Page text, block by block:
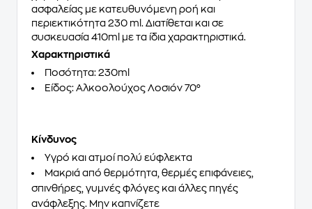
ασφαλείας με κατευθυνόμενη ροή και
περιεκτικότητα 230 ml. Διατίθεται και σε
συσκευασία 410ml με τα ίδια χαρακτηριστικά.
Χαρακτηριστικά
Ποσότητα: 230ml
Είδος: Αλκοολούχος Λοσιόν 70°
Κίνδυνος
Υγρό και ατμοί πολύ εύφλεκτα
Μακριά από θερμότητα, θερμές επιφάνειες,
σπινθήρες, γυμνές φλόγες και άλλες πηγές
ανάφλεξης. Μην καπνίζετε